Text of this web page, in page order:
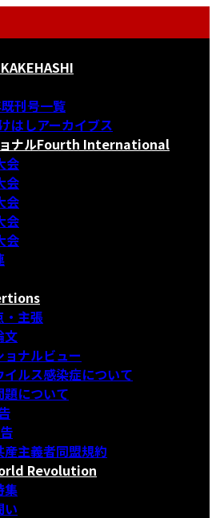
刊号一覧
はしアーカイブス
ナルFourth International
会
会
会
会
会
・主張
文
ナルビュー
ルス感染症について
について
産主義者同盟規約
Revolution
集
い